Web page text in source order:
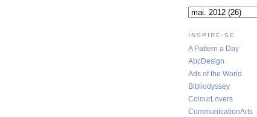
INSPIRE-SE
A Pattern a Day
AbcDesign
Ads of the World
Bibliodyssey
ColourLovers
CommunicationArts